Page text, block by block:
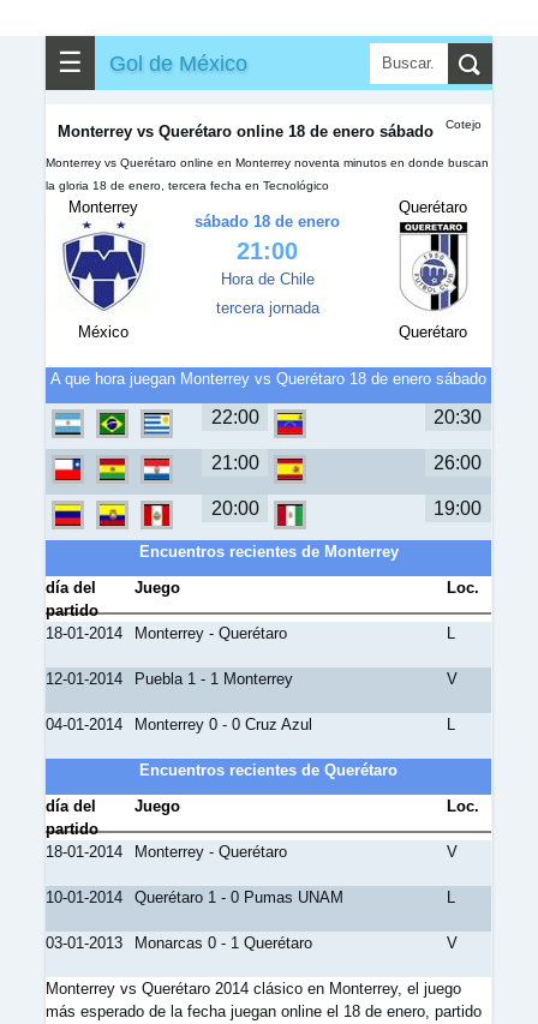
☰ Gol de México
Monterrey vs Querétaro online 18 de enero sábado Cotejo
Monterrey vs Querétaro online en Monterrey noventa minutos en donde buscan
la gloria 18 de enero, tercera fecha en Tecnológico
Monterrey
México
sábado 18 de enero
21:00
Hora de Chile
tercera jornada
Querétaro
Querétaro
A que hora juegan Monterrey vs Querétaro 18 de enero sábado
22:00 20:30
21:00 26:00
20:00 19:00
Encuentros recientes de Monterrey
día del
partido
Juego Loc.
18-01-2014 Monterrey - Querétaro L
12-01-2014 Puebla 1 - 1 Monterrey V
04-01-2014 Monterrey 0 - 0 Cruz Azul L
Encuentros recientes de Querétaro
día del
partido
Juego Loc.
18-01-2014 Monterrey - Querétaro V
10-01-2014 Querétaro 1 - 0 Pumas UNAM L
03-01-2013 Monarcas 0 - 1 Querétaro V
Monterrey vs Querétaro 2014 clásico en Monterrey, el juego
más esperado de la fecha juegan online el 18 de enero, partido